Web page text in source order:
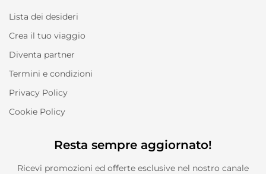
Lista dei desideri
Crea il tuo viaggio
Diventa partner
Termini e condizioni
Privacy Policy
Cookie Policy
Resta sempre aggiornato!
Ricevi promozioni ed offerte esclusive nel nostro canale